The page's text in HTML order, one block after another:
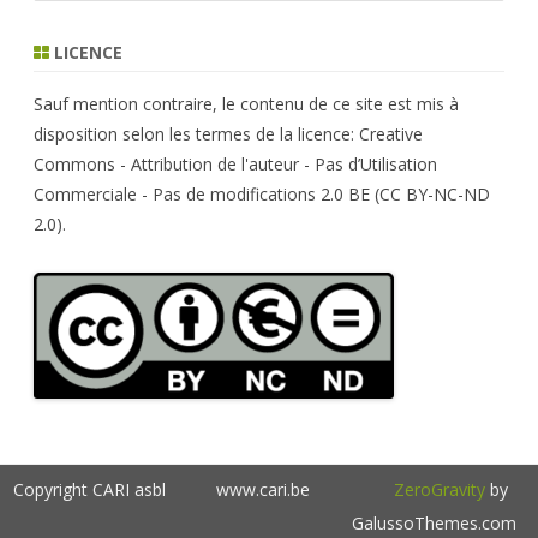
r
h
LICENCE
Sauf mention contraire, le contenu de ce site est mis à
disposition selon les termes de la licence: Creative
Commons - Attribution de l'auteur - Pas d’Utilisation
Commerciale - Pas de modifications 2.0 BE (CC BY-NC-ND
2.0).
Copyright CARI asbl www.cari.be ZeroGravityby
GalussoThemes.com